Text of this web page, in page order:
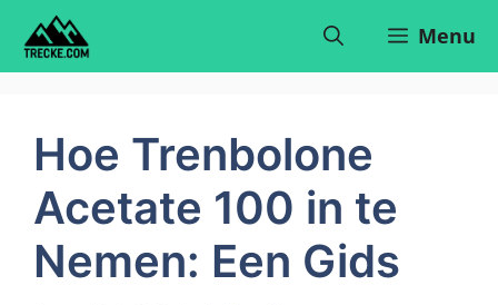
Skip
Menu
Hoe Trenbolone
Acetate 100 in te
Nemen: Een Gids